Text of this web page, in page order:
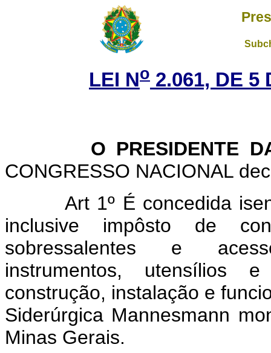
LEI No 2.061, DE 5
O PRESIDENTE DA
CONGRESSO NACIONAL
Art 1º É concedida
inclusive impôsto de
sobressalentes e
instrumentos, utensílios
construção, instalação e
Siderúrgica Mannesmann
Minas Gerais.